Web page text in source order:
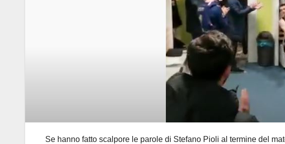
Se hanno fatto scalpore le parole di Stefano Pioli al termine del